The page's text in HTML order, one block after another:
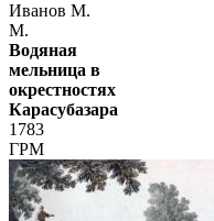
Иванов М.
М.
Водяная
мельница в
окрестностях
Карасубазара
1783
ГРМ